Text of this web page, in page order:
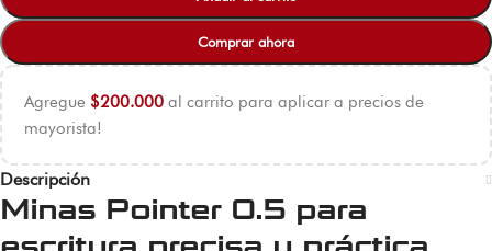
Comprar ahora
Agregue $200.000 al carrito para aplicar a precios de
mayorista!
Descripción
Minas Pointer 0.5 para